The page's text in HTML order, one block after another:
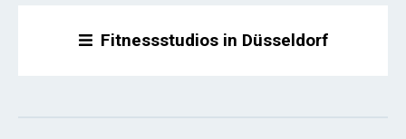
Fitnessstudios in Düsseldorf